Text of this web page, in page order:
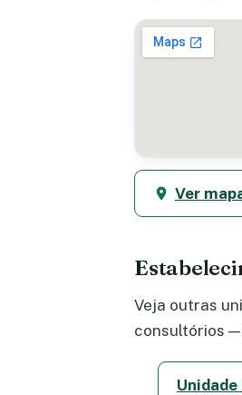
Ver
Veja outras
consultórios
Unidade